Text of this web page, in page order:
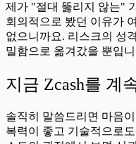
제가 "절대 뚫리지 않는"
회의적으로 봤던 이유가
없으니까요. 리스크의 성
밀함으로 옮겨갔을 뿐입
지금 Zcash를 계
솔직히 말씀드리면 마음
복력이 좋고 기술적으로